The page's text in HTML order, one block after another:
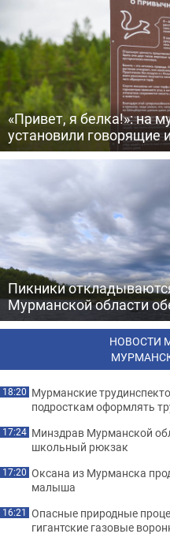
«Привет, я белка!»: на
установили говорящие
Пикники
Мурманской области
НОВОСТИ
18:20 Мурманские
подросткам оформлять
17:24 Минздрав Мурманской
школьный рюкзак
17:20 Оксана из Мурманска
малыша
16:21 Опасные природные
гигантские газовые